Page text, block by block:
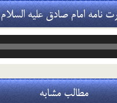
نامه امام صادق علیه السلام
مطالب مشابه